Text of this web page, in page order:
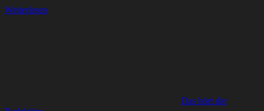
Weiterlesen
Das hört die